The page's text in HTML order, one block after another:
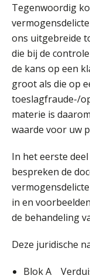
Tegenwoordig
ons uitgebreide
die bij de
de kans op een
groot als die op
toeslagfraude-/
materie is
waarde voor uw
In het eerste
bespreken de
in en
de behandeling
Deze juridische
Blok A